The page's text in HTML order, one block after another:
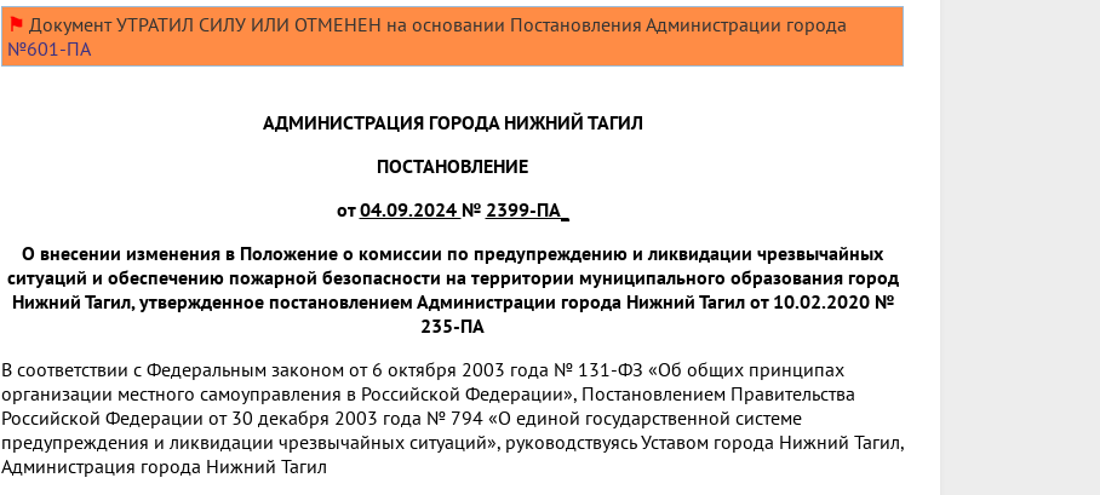
⚑ Документ УТРАТИЛ СИЛУ ИЛИ ОТМЕНЕН на основании Постановления Администрации города
№601-ПА
АДМИНИСТРАЦИЯ ГОРОДА НИЖНИЙ ТАГИЛ
ПОСТАНОВЛЕНИЕ
от04.09.2024 № 2399-ПА_
О внесении изменения в Положение о комиссии по предупреждению и ликвидации чрезвычайных
ситуаций и обеспечению пожарной безопасности на территории муниципального образования город
Нижний Тагил, утвержденное постановлением Администрации города Нижний Тагил от 10.02.2020 №
235-ПА
В соответствии с Федеральным законом от 6 октября 2003 года № 131-ФЗ «Об общих принципах
организации местного самоуправления в Российской Федерации», Постановлением Правительства
Российской Федерации от 30 декабря 2003 года № 794 «О единой государственной системе
предупреждения и ликвидации чрезвычайных ситуаций», руководствуясь Уставом города Нижний Тагил,
Администрация города Нижний Тагил